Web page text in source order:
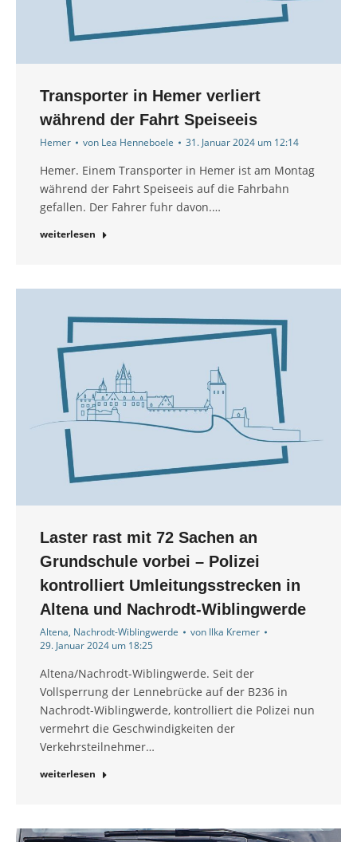
Transporter in Hemer verliert
während der Fahrt Speiseeis
Hemer von Lea Henneboele 31. Januar 2024 um 12:14
Hemer. Einem Transporter in Hemer ist am Montag
während der Fahrt Speiseeis auf die Fahrbahn
gefallen. Der Fahrer fuhr davon.…
weiterlesen
Laster rast mit 72 Sachen an
Grundschule vorbei – Polizei
kontrolliert Umleitungsstrecken in
Altena und Nachrodt-Wiblingwerde
Altena, Nachrodt-Wiblingwerde von Ilka Kremer
29. Januar 2024 um 18:25
Altena/Nachrodt-Wiblingwerde. Seit der
Vollsperrung der Lennebrücke auf der B236 in
Nachrodt-Wiblingwerde, kontrolliert die Polizei nun
vermehrt die Geschwindigkeiten der
Verkehrsteilnehmer…
weiterlesen